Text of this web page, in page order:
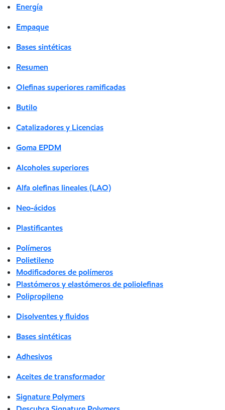
Energía
Empaque
Bases sintéticas
Resumen
Olefinas superiores ramificadas
Butilo
Catalizadores y Licencias
Goma EPDM
Alcoholes superiores
Alfa olefinas lineales (LAO)
Neo-ácidos
Plastificantes
Polímeros
Polietileno
Modificadores de polímeros
Plastómeros y elastómeros de poliolefinas
Polipropileno
Disolventes y fluidos
Bases sintéticas
Adhesivos
Aceites de transformador
Signature Polymers